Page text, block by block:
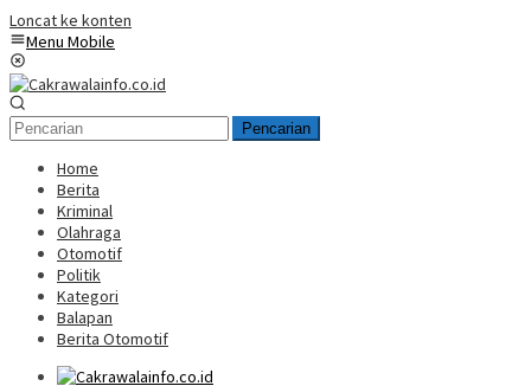
Loncat ke konten
Menu Mobile
Pencarian
Home
Berita
Kriminal
Olahraga
Otomotif
Politik
Kategori
Balapan
Berita Otomotif